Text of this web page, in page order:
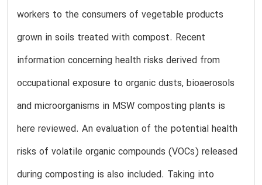
workers to the consumers of vegetable products
grown in soils treated with compost. Recent
information concerning health risks derived from
occupational exposure to organic dusts, bioaerosols
and microorganisms in MSW composting plants is
here reviewed. An evaluation of the potential health
risks of volatile organic compounds (VOCs) released
during composting is also included. Taking into